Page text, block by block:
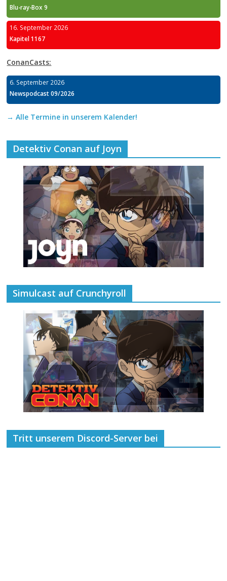
Blu-ray-Box 9
16. September 2026
Kapitel 1167
ConanCasts:
6. September 2026
Newspodcast 09/2026
→ Alle Termine in unserem Kalender!
Detektiv Conan auf Joyn
Simulcast auf Crunchyroll
Tritt unserem Discord-Server bei